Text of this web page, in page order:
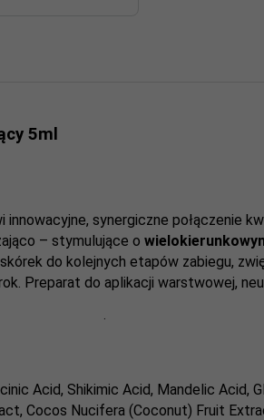
5ml
innowacyjne, synergiczne połączenie
– stymulujące o
do kolejnych etapów zabiegu,
Preparat do aplikacji warstwowej,
Acid, Shikimic Acid, Mandelic Acid,
Cocos Nucifera (Coconut) Fruit